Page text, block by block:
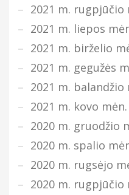
2021 m. rugpjūčio
2021 m. liepos
2021 m. birželio
2021 m. gegužės
2021 m. balandžio
2021 m. kovo mėn.
2020 m. gruodžio
2020 m. spalio
2020 m. rugsėjo
2020 m. rugpjūčio